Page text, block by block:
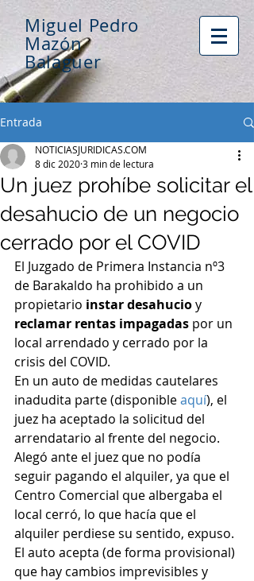
Miguel Pedro
Mazón
Balaguer
Entrada
Un juez prohíbe solicitar el
desahucio de un negocio
cerrado por el COVID
NOTICIASJURIDICAS.COM
8 dic 20203 min de lectura
El Juzgado de Primera Instancia nº3
de Barakaldo ha prohibido a un
propietario instar desahucio y
reclamar rentas impagadas por un
local arrendado y cerrado por la
crisis del COVID.
En un auto de medidas cautelares
inadudita parte (disponible aquí), el
juez ha aceptado la solicitud del
arrendatario al frente del negocio.
Alegó ante el juez que no podía
seguir pagando el alquiler, ya que el
Centro Comercial que albergaba el
local cerró, lo que hacía que el
alquiler perdiese su sentido, expuso.
El auto acepta (de forma provisional)
que hay cambios imprevisibles y